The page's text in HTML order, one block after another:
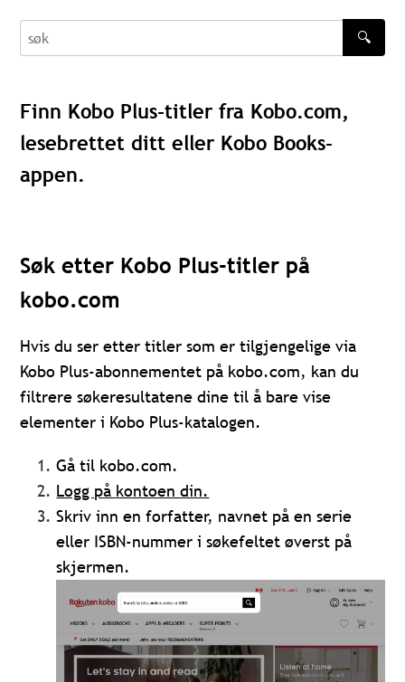
søk
🔍
Finn Kobo Plus-titler fra Kobo.com,
lesebrettet ditt eller Kobo Books-
appen.
Søk etter Kobo Plus-titler på
kobo.com
Hvis du ser etter titler som er tilgjengelige via
Kobo Plus-abonnementet på kobo.com, kan du
filtrere søkeresultatene dine til å bare vise
elementer i Kobo Plus-katalogen.
Gå til kobo.com.
Logg på kontoen din.
Skriv inn en forfatter, navnet på en serie
eller ISBN-nummer i søkefeltet øverst på
skjermen.